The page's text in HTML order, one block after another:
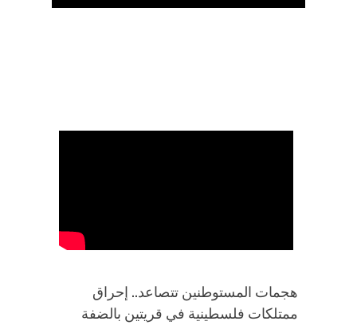
تواصل معنا الرئيسية
هجمات المستوطنين تتصاعد.. إحراق
ممتلكات فلسطينية في قريتين بالضفة